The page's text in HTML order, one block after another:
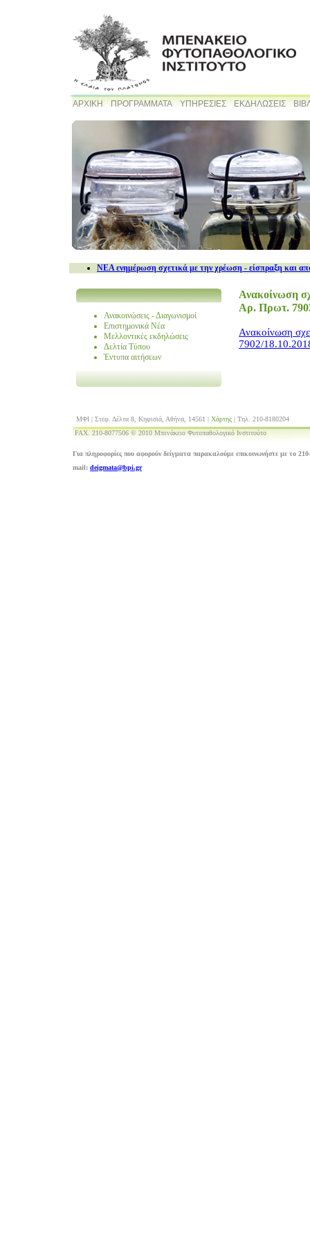
ΑΡΧΙΚΗ ΠΡΟΓΡΑΜΜΑΤΑ ΥΠΗΡΕΣΙΕΣ ΕΚΔΗΛΩΣΕΙΣ
NEA ενημέρωση σχετικά με την χρέωση - είσπραξη και
Ανακοινώσεις - Διαγωνισμοί
Επιστημονικά Νέα
Μελλοντικές εκδηλώσεις
Δελτία Τύπου
Έντυπα αιτήσεων
Ανακοίνωση
Αρ. Πρωτ.
Ανακοίνωση
7902/
ΜΦΙ | Στεφ. Δέλτα 8, Κηφισιά, Αθήνα, 14561 | Χάρτης | Τηλ. 210-8180204
FAX. 210-8077506 © 2010 Μπενάκειο Φυτοπαθολογικό Ινστιτούτο
Για πληροφορίες που αφορούν δείγματα παρακαλούμε επικοινωνήστε με το
mail: deigmata@bpi.gr